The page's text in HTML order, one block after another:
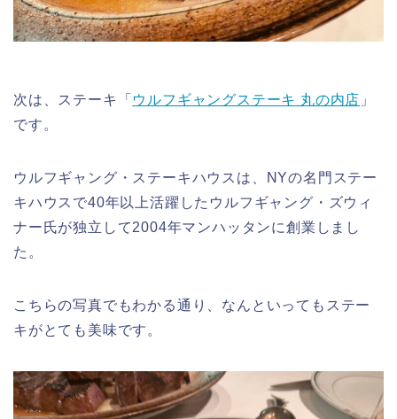
次は、ステーキ「 ウルフギャングステーキ 丸の内店 」
です。
ウルフギャング・ステーキハウスは、NYの名門ステー
キハウスで40年以上活躍したウルフギャング・ズウィ
ナー氏が独立して2004年マンハッタンに創業しまし
た。
こちらの写真でもわかる通り、なんといってもステー
キがとても美味です。